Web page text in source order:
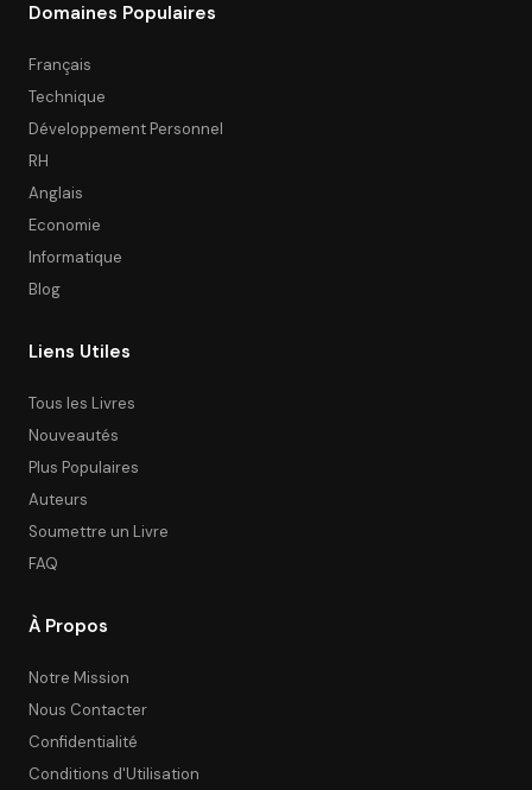
Domaines Populaires
Français
Technique
Développement Personnel
RH
Anglais
Economie
Informatique
Blog
Liens Utiles
Tous les Livres
Nouveautés
Plus Populaires
Auteurs
Soumettre un Livre
FAQ
À Propos
Notre Mission
Nous Contacter
Confidentialité
Conditions d'Utilisation